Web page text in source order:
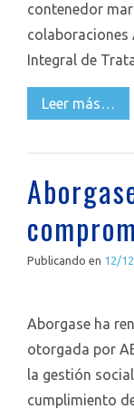
contenedor
colaboraciones
Integral de
Leer más…
Publicando en 12/
Aborgase ha
otorgada por
la gestión
cumplimiento